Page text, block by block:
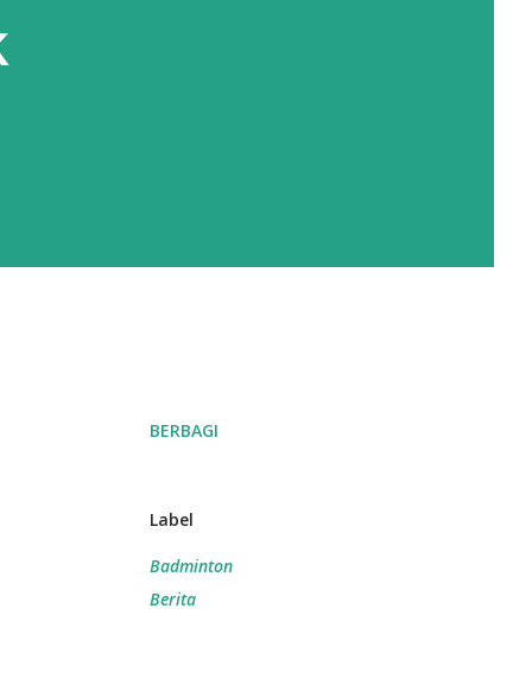
BERBAGI
Label
Badminton
Berita